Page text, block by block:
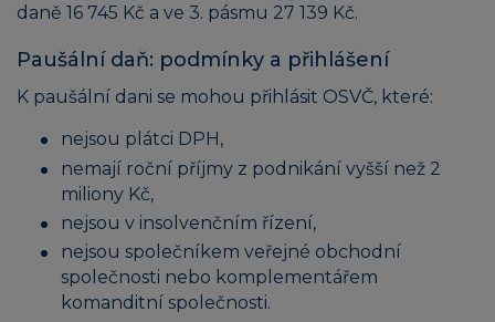
daně 16 745 Kč a ve 3. pásmu 27 139 Kč.
Paušální daň: podmínky a přihlášení
K paušální dani se mohou přihlásit OSVČ, které:
nejsou plátci DPH,
nemají roční příjmy z podnikání vyšší než 2
miliony Kč,
nejsou v insolvenčním řízení,
nejsou společníkem veřejné obchodní
společnosti nebo komplementářem
komanditní společnosti.